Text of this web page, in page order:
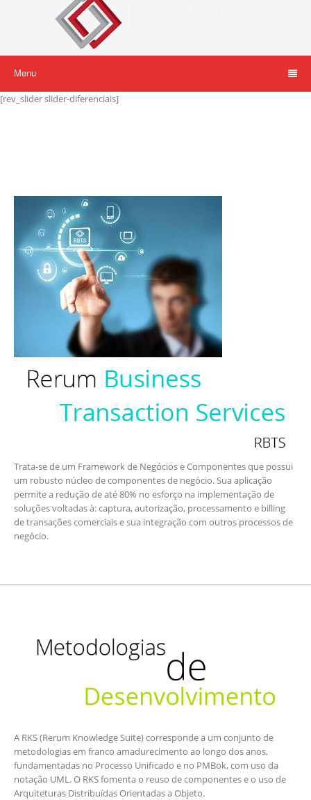
Menu
[rev_slider slider-diferenciais]
Trata-se de um Framework de Negócios e Componentes que possui
um robusto núcleo de componentes de negócio. Sua aplicação
permite a redução de até 80% no esforço na implementação de
soluções voltadas à: captura, autorização, processamento e billing
de transações comerciais e sua integração com outros processos de
negócio.
A RKS (Rerum Knowledge Suite) corresponde a um conjunto de
metodologias em franco amadurecimento ao longo dos anos,
fundamentadas no Processo Unificado e no PMBok, com uso da
notação UML. O RKS fomenta o reuso de componentes e o uso de
Arquiteturas Distribuídas Orientadas a Objeto.